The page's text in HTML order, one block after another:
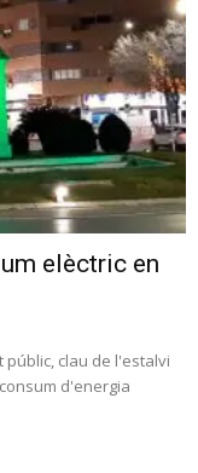
elèctric en
públic, clau de l'estalvi
d'energia